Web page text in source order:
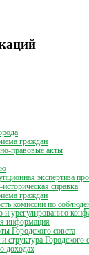
граждан
правовые акты
экспертиза
справка
граждан
комиссии по
и урегулированию
информация
Городского совета
структура Городского
доходах